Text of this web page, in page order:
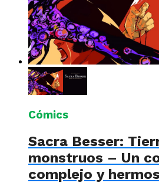
Cómics
Sacra Besser:
monstruos – Un
complejo y